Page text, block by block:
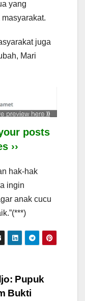
yang
juga
Mari
posts
››
hak-hak
ingin
anak cucu
Pupuk
Bukti